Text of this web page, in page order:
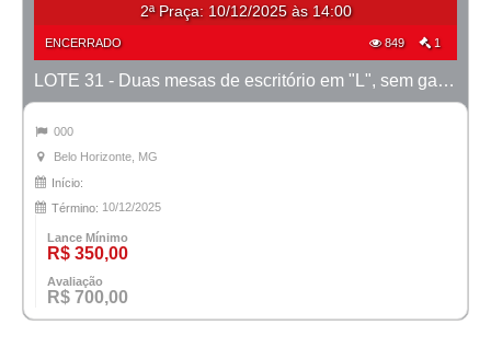
2ª Praça: 10/12/2025 às 14:00
ENCERRADO 849 1
LOTE 31 - Duas mesas de escritório em "L", sem gavetas
000
Belo Horizonte, MG
Início:
Término: 10/12/2025
Lance Mínimo
R$ 350,00
Avaliação
R$ 700,00